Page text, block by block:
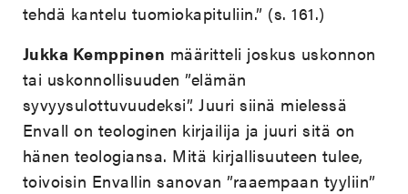
tehdä kantelu tuomiokapituliin.” (s. 161.)
Jukka Kemppinen määritteli joskus uskonnon
tai uskonnollisuuden ”elämän
syvyysulottuvuudeksi”. Juuri siinä mielessä
Envall on teologinen kirjailija ja juuri sitä on
hänen teologiansa. Mitä kirjallisuuteen tulee,
toivoisin Envallin sanovan ”raaempaan tyyliin”